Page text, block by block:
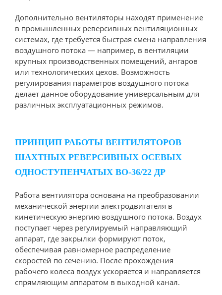
Дополнительно вентиляторы находят применение
в промышленных реверсивных вентиляционных
системах, где требуется быстрая смена направления
воздушного потока — например, в вентиляции
крупных производственных помещений, ангаров
или технологических цехов. Возможность
регулирования параметров воздушного потока
делает данное оборудование универсальным для
различных эксплуатационных режимов.
ПРИНЦИП РАБОТЫ ВЕНТИЛЯТОРОВ
ШАХТНЫХ РЕВЕРСИВНЫХ ОСЕВЫХ
ОДНОСТУПЕНЧАТЫХ ВО-36/22 ДР
Работа вентилятора основана на преобразовании
механической энергии электродвигателя в
кинетическую энергию воздушного потока. Воздух
поступает через регулируемый направляющий
аппарат, где закрылки формируют поток,
обеспечивая равномерное распределение
скоростей по сечению. После прохождения
рабочего колеса воздух ускоряется и направляется
спрямляющим аппаратом в выходной канал.